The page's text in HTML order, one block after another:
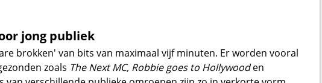
jong publiek
brokken' van bits van maximaal vijf minuten. Er worden vooral
zoals The Next MC, Robbie goes to Hollywooden